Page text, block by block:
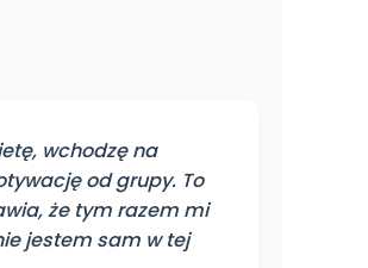
wchodzę na
od grupy. To
że tym razem mi
jestem sam w tej